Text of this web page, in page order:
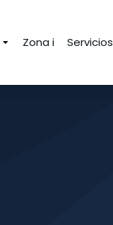
Zona i Servicios